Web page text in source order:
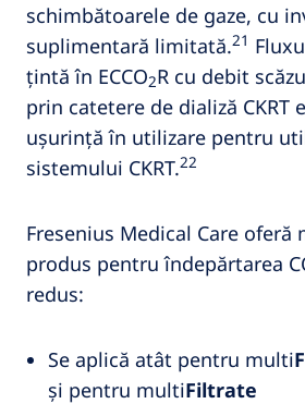
schimbătoarele de gaze, cu
suplimentară limitată.21
țintă în ECCO2R cu debit
prin catetere de dializă CKRT
ușurință în utilizare pentru
sistemului CKRT.22
Fresenius Medical Care oferă
produs pentru îndepărtarea
redus:
Se aplică atât pentru multi
și pentru multiFiltrate